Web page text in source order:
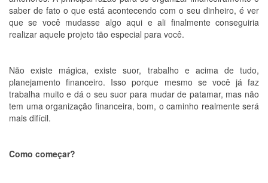
saber de fato o que está acontecendo com o seu dinheiro, é ver
que se você mudasse algo aqui e ali finalmente conseguiria
realizar aquele projeto tão especial para você.
Não existe mágica, existe suor, trabalho e acima de tudo,
planejamento financeiro. Isso porque mesmo se você já faz
trabalha muito e dá o seu suor para mudar de patamar, mas não
tem uma organização financeira, bom, o caminho realmente será
mais difícil.
Como começar?